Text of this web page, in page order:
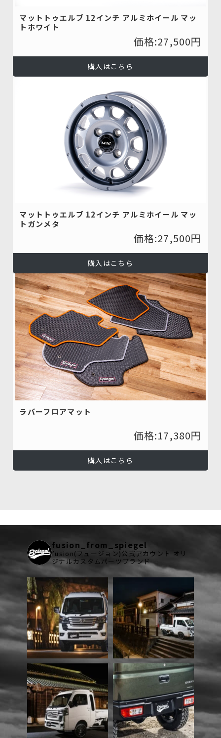
マットトゥエルブ 12インチ アルミホイール マッ
トホワイト
価格:27,500円
購入はこちら
マットトゥエルブ 12インチ アルミホイール マッ
トガンメタ
価格:27,500円
購入はこちら
ラバーフロアマット
価格:17,380円
購入はこちら
fusion_from_spiegel
fusion(フュージョン)公式アカウント オリ
ジナルカスタムパーツブランド